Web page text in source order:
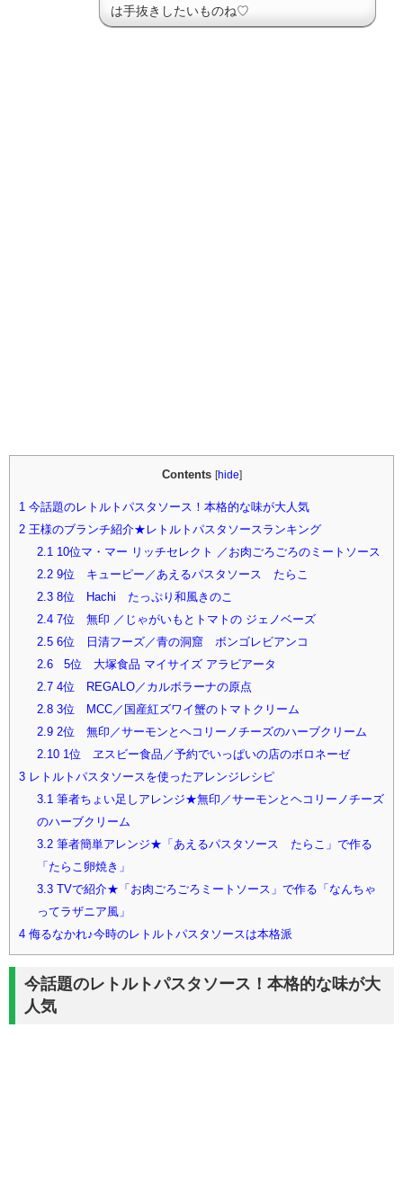
は手抜きしたいものね♡
Contents [hide]
1 今話題のレトルトパスタソース！本格的な味が大人気
2 王様のブランチ紹介★レトルトパスタソースランキング
2.110位マ・マー リッチセレクト ／お肉ごろごろのミートソース
2.29位 キューピー／あえるパスタソース たらこ
2.38位 Hachi たっぷり和風きのこ
2.47位 無印 ／じゃがいもとトマトの ジェノベーズ
2.56位 日清フーズ／青の洞窟 ボンゴレビアンコ
2.65位 大塚食品 マイサイズ アラビアータ
2.74位 REGALO／カルボラーナの原点
2.83位 MCC／国産紅ズワイ蟹のトマトクリーム
2.92位 無印／サーモンとヘコリーノチーズのハーブクリーム
2.101位 ヱスビー食品／予約でいっぱいの店のボロネーゼ
3 レトルトパスタソースを使ったアレンジレシピ
3.1筆者ちょい足しアレンジ★無印／サーモンとヘコリーノチーズ
のハーブクリーム
3.2筆者簡単アレンジ★「あえるパスタソース たらこ」で作る
「たらこ卵焼き」
3.3TVで紹介★「お肉ごろごろミートソース」で作る「なんちゃ
ってラザニア風」
4 侮るなかれ♪今時のレトルトパスタソースは本格派
今話題のレトルトパスタソース！本格的な味が大
人気